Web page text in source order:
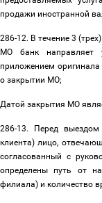
продажи иностранной
286-12. В течение 3
МО банк направляет
приложением
о закрытии МО;
Датой закрытия МО
286-13. Перед
клиента) лицо,
согласованный с
определены путь от
филиала) и количество